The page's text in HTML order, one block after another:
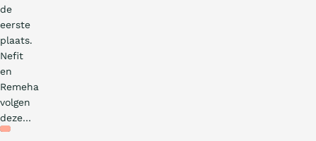
de
eerste
plaats.
Nefit
en
Remeha
volgen
deze…Nieuws